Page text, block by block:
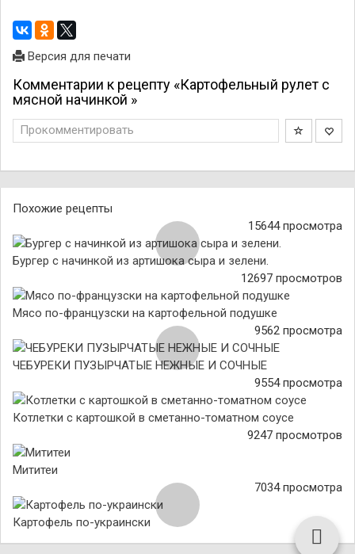
Версия для печати
Комментарии к рецепту «Картофельный рулет с
мясной начинкой »
Прокомментировать
Похожие рецепты
15644 просмотра
Бургер с начинкой из артишока сыра и зелени.
12697 просмотров
Мясо по-французски на картофельной подушке
9562 просмотра
ЧЕБУРЕКИ ПУЗЫРЧАТЫЕ НЕЖНЫЕ И СОЧНЫЕ
9554 просмотра
Котлетки с картошкой в сметанно-томатном соусе
9247 просмотров
Мититеи
7034 просмотра
Картофель по-украински